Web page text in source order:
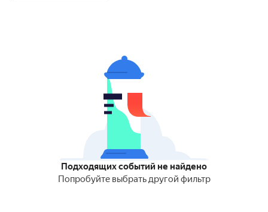
Подходящих событий не найдено
Попробуйте выбрать другой фильтр